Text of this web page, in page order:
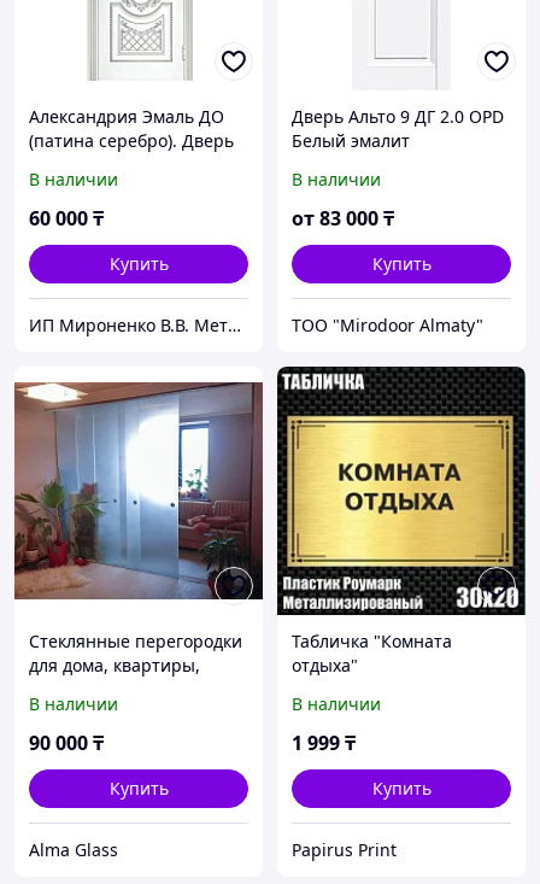
Александрия Эмаль ДО
(патина серебро). Дверь
В наличии
60 000₸
Купить
ИП Мироненко В.В. Металлические и межкомнатные двери
Дверь Альто 9 ДГ 2.0 OPD
Белый эмалит
В наличии
от83 000₸
Купить
ТОО "Mirodoor Almaty"
Стеклянные перегородки
для дома, квартиры,
В наличии
90 000₸
Купить
Alma Glass
Табличка "Комната
отдыха"
пластик 30х20см)
В наличии
1 999₸
Купить
Papirus Print